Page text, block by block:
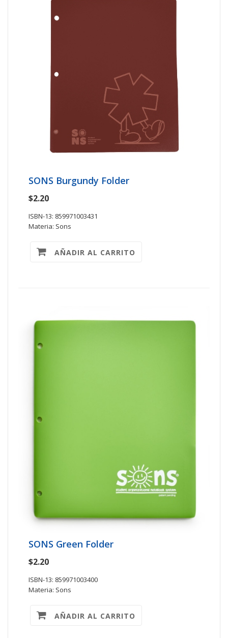
SONS Burgundy Folder
$2.20
ISBN-13: 859971003431
Materia: Sons
AÑADIR AL CARRITO
SONS Green Folder
$2.20
ISBN-13: 859971003400
Materia: Sons
AÑADIR AL CARRITO